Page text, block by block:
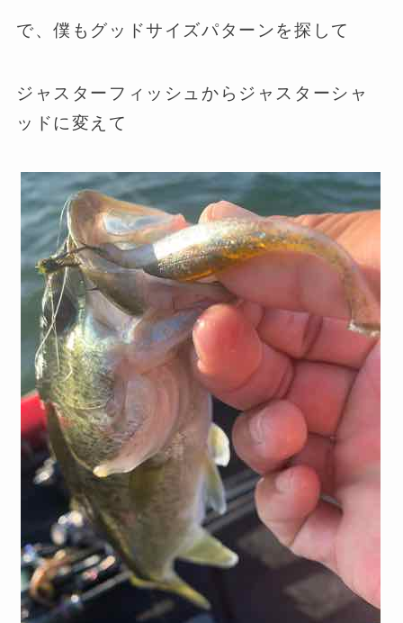
で、僕もグッドサイズパターンを探して
ジャスターフィッシュからジャスターシャ
ッドに変えて